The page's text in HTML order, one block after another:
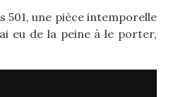
501, une pièce intemporelle
eu de la peine à le porter,